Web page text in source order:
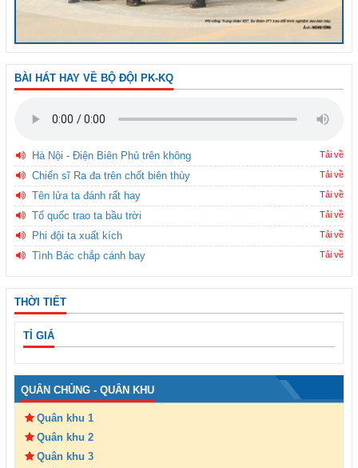
BÀI HÁT HAY VỀ BỘ ĐỘI PK-KQ
Hà Nội - Điện Biên Phủ trên không Tải về
Chiến sĩ Ra đa trên chốt biên thùy Tải về
Tên lửa ta đánh rất hay Tải về
Tổ quốc trao ta bầu trời Tải về
Phi đội ta xuất kích Tải về
Tình Bác chắp cánh bay Tải về
THỜI TIẾT
TỈ GIÁ
QUÂN CHỦNG - QUÂN KHU
Quân khu 1
Quân khu 2
Quân khu 3